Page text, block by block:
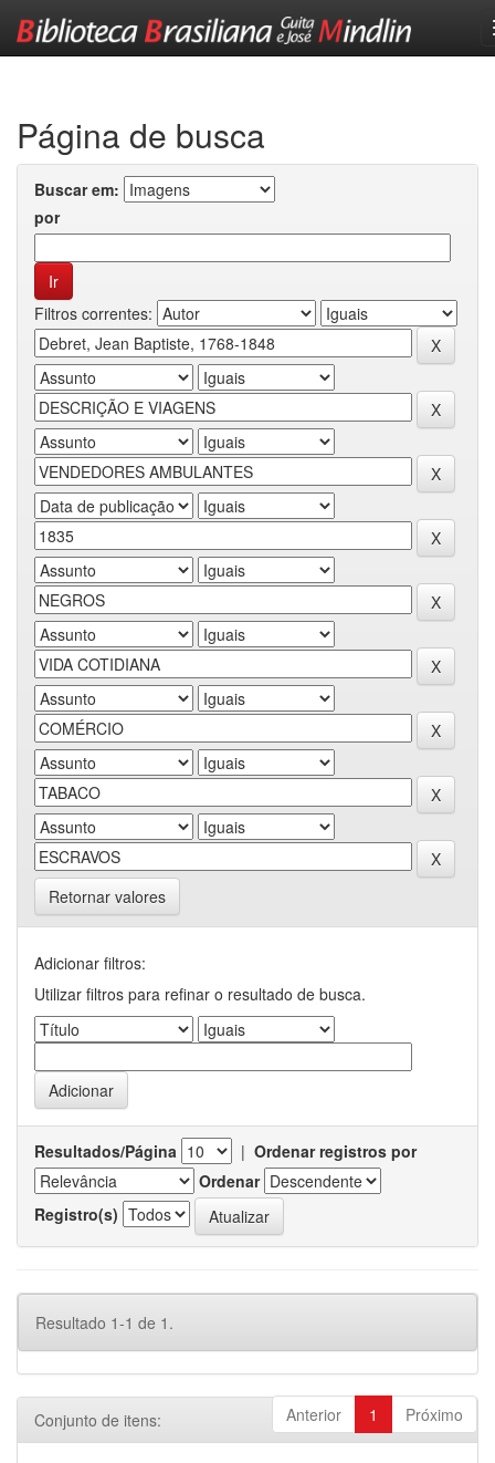
Página de busca
Buscar em:
por
Filtros correntes:
Retornar valores
Adicionar filtros:
Utilizar filtros para refinar o resultado de busca.
Resultados/Página | Ordenar registros por
Ordenar
Registro(s)
Resultado 1-1 de 1.
Anterior 1 Próximo
Conjunto de itens: